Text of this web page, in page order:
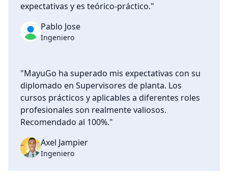
expectativas y es teórico-práctico."
Pablo Jose
Ingeniero
"MayuGo ha superado mis expectativas con su
diplomado en Supervisores de planta. Los
cursos prácticos y aplicables a diferentes roles
profesionales son realmente valiosos.
Recomendado al 100%."
Axel Jampier
Ingeniero